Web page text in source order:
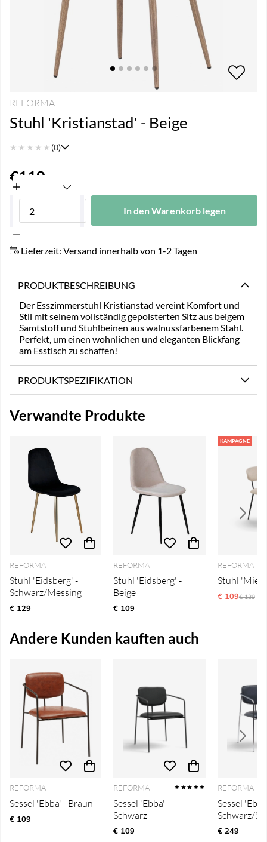
REFORMA
Stuhl 'Kristianstad' - Beige
★ ★ ★ ★ ★ (0)
€119
In den Warenkorb legen
Lieferzeit: Versand innerhalb von 1-2 Tagen
PRODUKTBESCHREIBUNG
Der Esszimmerstuhl Kristianstad vereint Komfort und
Stil mit seinem vollständig gepolsterten Sitz aus beigem
Samtstoff und Stuhlbeinen aus walnussfarbenem Stahl.
Perfekt, um einen wohnlichen und eleganten Blickfang
am Esstisch zu schaffen!
PRODUKTSPEZIFIKATION
Verwandte Produkte
REFORMA
Stuhl 'Eidsberg' -
Schwarz/Messing
€ 129
REFORMA
Stuhl 'Eidsberg' -
Beige
€ 109
KAMPAGNE
REFORMA
Stuhl
€ 109€ 139
Andere Kunden kauften auch
REFORMA
Sessel 'Ebba' - Braun
€ 109
REFORMA ★★★★★
Sessel 'Ebba' -
Schwarz
€ 109
REFORMA
Sessel
Schwarz/
€ 249